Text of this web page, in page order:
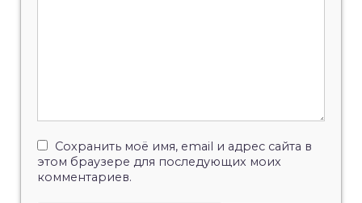
Сохранить моё имя, email и адрес сайта в
этом браузере для последующих моих
комментариев.